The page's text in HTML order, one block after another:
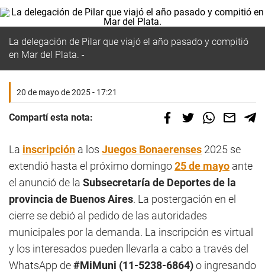
La delegación de Pilar que viajó el año pasado y compitió
en Mar del Plata.
20 de mayo de 2025 - 17:21
Compartí esta nota:
La inscripción a los Juegos Bonaerenses 2025 se
extendió hasta el próximo domingo25 de mayo ante
el anunció de la Subsecretaría de Deportes de la
provincia de Buenos Aires. La postergación en el
cierre se debió al pedido de las autoridades
municipales por la demanda. La inscripción es virtual
y los interesados pueden llevarla a cabo a través del
WhatsApp de#MiMuni (11-5238-6864)o ingresando